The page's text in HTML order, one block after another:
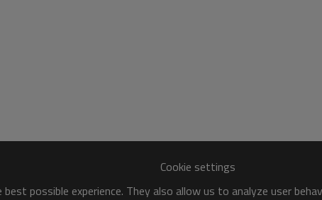
Cookie settings
possible experience. They also allow us to analyze user